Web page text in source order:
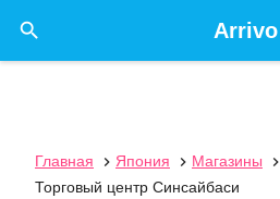
Arrivo

Главная  Япония  Магазины

Торговый центр Синсайбаси